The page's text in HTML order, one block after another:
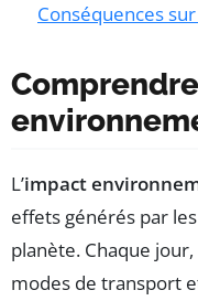
Conséquences
L’impact
effets générés par
planète. Chaque
modes de transport